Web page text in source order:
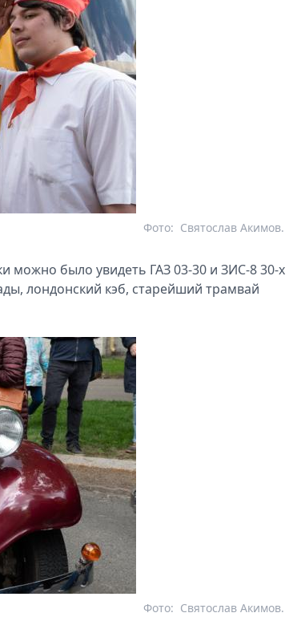
Святослав Акимов.
Фото:
можно было увидеть ГАЗ 03-30 и ЗИС-8 30-х
лондонский кэб, старейший трамвай
Святослав Акимов.
Фото: